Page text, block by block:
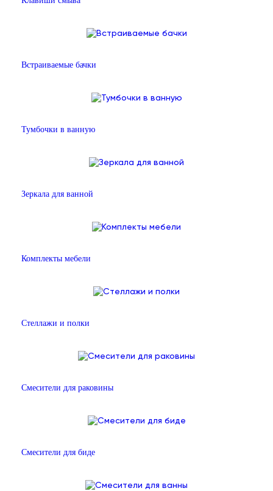
Встраиваемые бачки
Тумбочки в ванную
Зеркала для ванной
Комплекты мебели
Стеллажи и полки
Смесители для раковины
Смесители для биде